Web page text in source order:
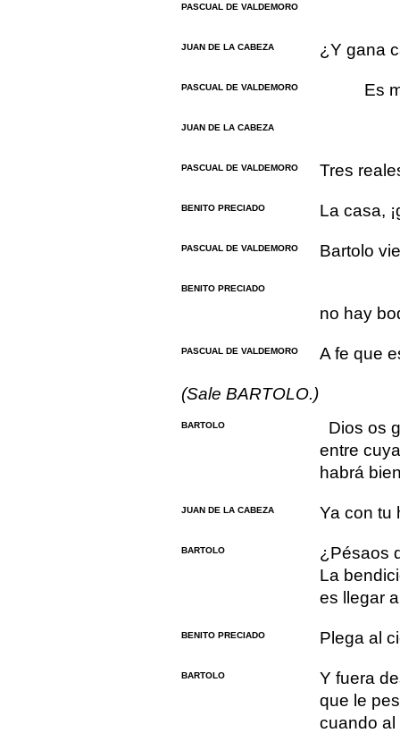
PASCUAL DE VALDEMORO
JUAN DE LA CABEZA ¿Y gana
PASCUAL DE VALDEMORO Es
JUAN DE LA CABEZA
PASCUAL DE VALDEMORO Tres
BENITO PRECIADO La casa,
PASCUAL DE VALDEMORO Bartolo
BENITO PRECIADO
no hay
PASCUAL DE VALDEMORO A fe que
(Sale BARTOLO.)
BARTOLO
Dios os
entre
habrá
JUAN DE LA CABEZA Ya con tu
BARTOLO
¿Pésaos
La
es llegar
BENITO PRECIADO Plega al
BARTOLO
Y fuera
que le
cuando al